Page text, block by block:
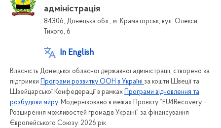
адміністрація
84306, Донецька обл., м. Краматорськ, вул. Олекси
Тихого, 6
In English
Власність Донецької обласної державної адміністрації, створено за
підтримки Програми розвитку ООН в Україні за кошти Швеції та
Швейцарської Конфедерації в рамках Програми відновлення та
розбудови миру. Модернізовано в межах Проєкту “EU4Recovery –
Розширення можливостей громад в Україні” за фінансування
Європейського Союзу. 2026 рік